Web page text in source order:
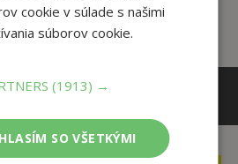
cookie v súlade s našimi
súborov cookie.
(1913) →
SO VŠETKÝMI